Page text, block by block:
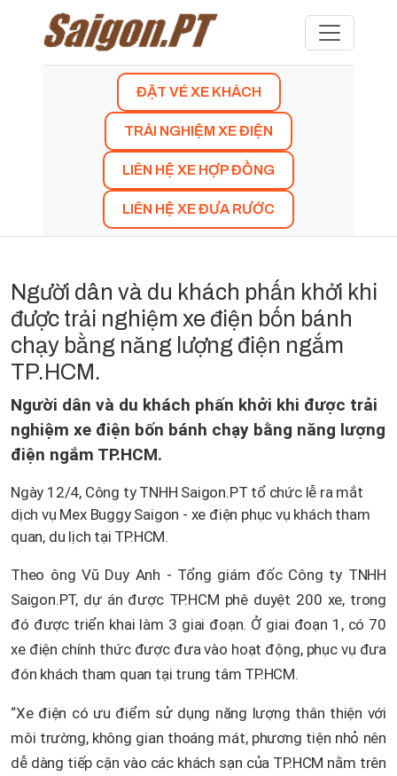
ĐẶT VÉ XE KHÁCH
TRẢI NGHIỆM XE ĐIỆN
LIÊN HỆ XE HỢP ĐỒNG
LIÊN HỆ XE ĐƯA RƯỚC
Người dân và du khách phấn khởi khi
được trải nghiệm xe điện bốn bánh
chạy bằng năng lượng điện ngắm
TP.HCM.
Người dân và du khách phấn khởi khi được trải
nghiệm xe điện bốn bánh chạy bằng năng lượng
điện ngắm TP.HCM.
Ngày 12/4, Công ty TNHH Saigon.PT tổ chức lễ ra mắt
dịch vụ Mex Buggy Saigon - xe điện phục vụ khách tham
quan, du lịch tại TP.HCM.
Theo ông Vũ Duy Anh - Tổng giám đốc Công ty TNHH
Saigon.PT, dự án được TP.HCM phê duyệt 200 xe, trong
đó được triển khai làm 3 giai đoạn. Ở giai đoạn 1, có 70
xe điện chính thức được đưa vào hoạt động, phục vụ đưa
đón khách tham quan tại trung tâm TP.HCM.
“Xe điện có ưu điểm sử dụng năng lượng thân thiện với
môi trường, không gian thoáng mát, phương tiện nhỏ nên
dễ dàng tiếp cận vào các khách sạn của TP.HCM nằm trên